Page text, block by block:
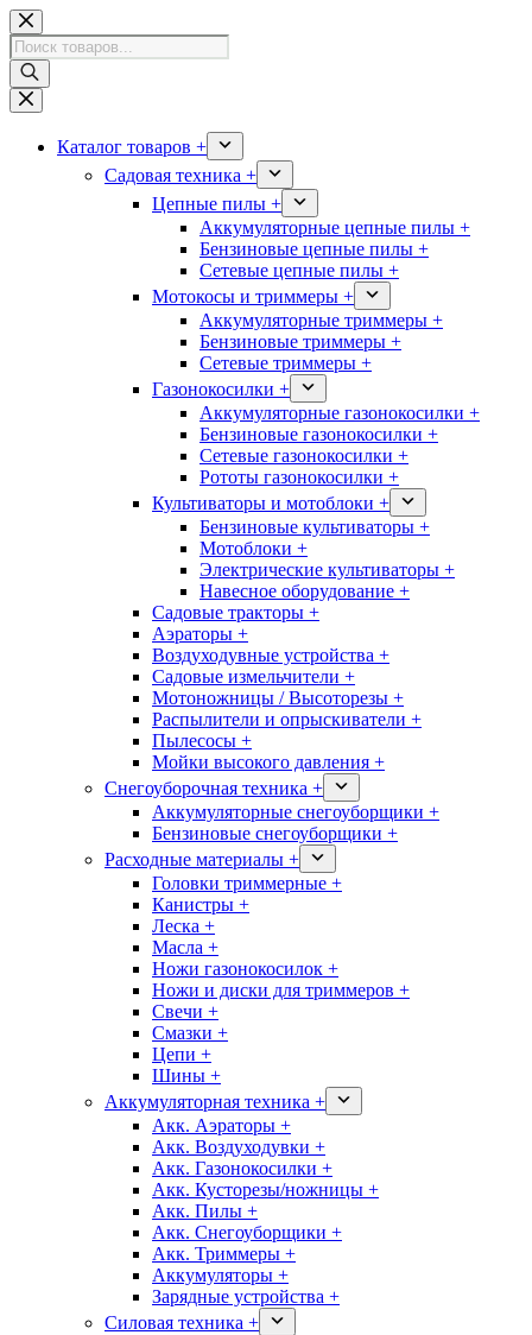
Перейти
к
сути
Поиск
товаров
Каталог товаров +
Садовая техника +
Цепные пилы +
Аккумуляторные цепные пилы +
Бензиновые цепные пилы +
Сетевые цепные пилы +
Мотокосы и триммеры +
Аккумуляторные триммеры +
Бензиновые триммеры +
Сетевые триммеры +
Газонокосилки +
Аккумуляторные газонокосилки +
Бензиновые газонокосилки +
Сетевые газонокосилки +
Рототы газонокосилки +
Культиваторы и мотоблоки +
Бензиновые культиваторы +
Мотоблоки +
Электрические культиваторы +
Навесное оборудование +
Садовые тракторы +
Аэраторы +
Воздуходувные устройства +
Садовые измельчители +
Мотоножницы / Высоторезы +
Распылители и опрыскиватели +
Пылесосы +
Мойки высокого давления +
Снегоуборочная техника +
Аккумуляторные снегоуборщики +
Бензиновые снегоуборщики +
Расходные материалы +
Головки триммерные +
Канистры +
Леска +
Масла +
Ножи газонокосилок +
Ножи и диски для триммеров +
Свечи +
Смазки +
Цепи +
Шины +
Аккумуляторная техника +
Акк. Аэраторы +
Акк. Воздуходувки +
Акк. Газонокосилки +
Акк. Кусторезы/ножницы +
Акк. Пилы +
Акк. Снегоуборщики +
Акк. Триммеры +
Аккумуляторы +
Зарядные устройства +
Силовая техника +